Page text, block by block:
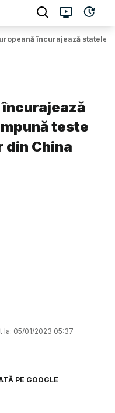
încurajează statele
încurajează
teste
China
la: 05/01/2023 05:37
PE GOOGLE